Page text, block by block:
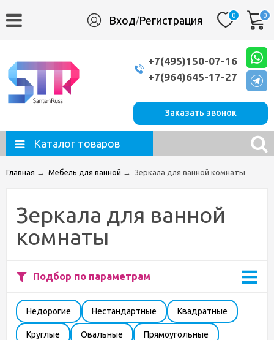
Вход/Регистрация 0 0
+7(495)150-07-16
+7(964)645-17-27
Заказать звонок
Каталог товаров
Главная → Мебель для ванной → Зеркала для ванной комнаты
Зеркала для ванной
комнаты
Подбор по параметрам
Недорогие Нестандартные Квадратные
Круглые Овальные Прямоугольные